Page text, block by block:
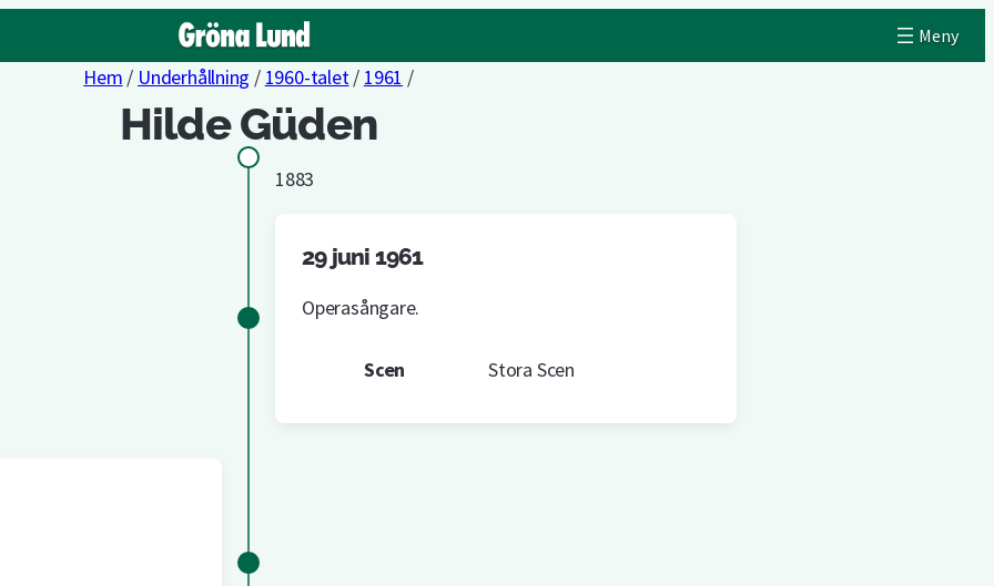
Hem / Underhållning / 1960-talet/ 1961 /
Hilde Güden
1883
29 juni 1961
Operasångare.
Scen Stora Scen